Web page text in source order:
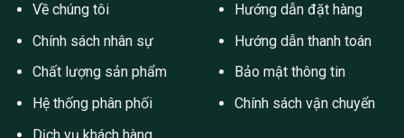
Về chúng tôi
Chính sách nhân sự
Chất lượng sản phẩm
Hệ thống phân phối
Dịch vụ khách hàng
Hướng dẫn đặt hàng
Hướng dẫn thanh toán
Bảo mật thông tin
Chính sách vận chuyển